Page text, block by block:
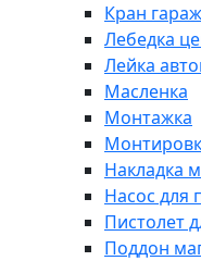
Кран
Лебедка
Лейка
Масленка
Монтажка
Накладка
Насос для
Пистолет
Поддон